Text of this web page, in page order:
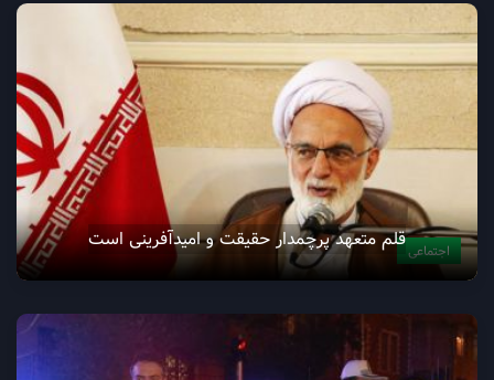
اجتماعیقلم متعهد پرچمدار حقیقت و اميدآفرينى است